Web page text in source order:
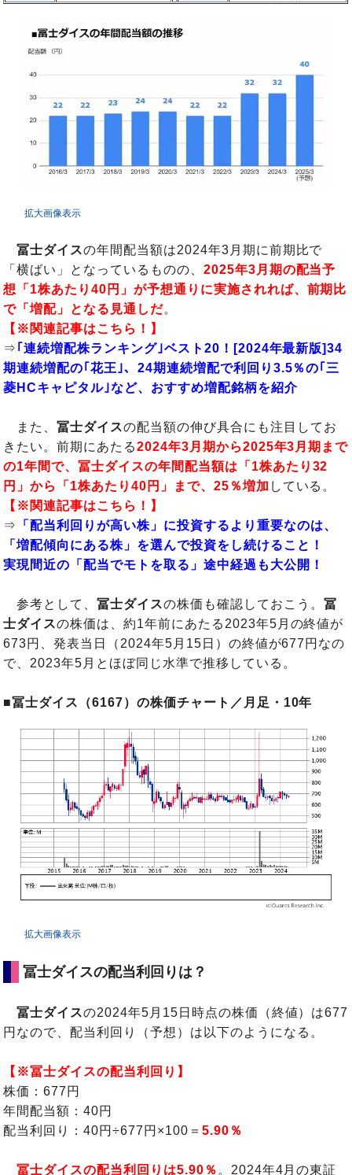
拡大画像表示
冨士ダイスの年間配当額は2024年3月期に前期比で
「横ばい」となっているものの、 2025年3月期の配当予
想「1株あたり40円」が予想通りに実施されれば、前期比
で「増配」となる見通しだ。
【※関連記事はこちら！】
⇒ ｢連続増配株ランキング｣ベスト20！[2024年最新版]34
期連続増配の｢花王｣、24期連続増配で利回り3.5％の｢三
菱HCキャピタル｣など、おすすめ増配銘柄を紹介
また、冨士ダイスの配当額の伸び具合にも注目してお
きたい。前期にあたる2024年3月期から2025年3月期まで
の1年間で、冨士ダイスの年間配当額は「1株あたり32
円」から「1株あたり40円」まで、25％増加 している。
【※関連記事はこちら！】
⇒
「配当利回りが高い株」に投資するより重要なのは、
「増配傾向にある株」を選んで投資をし続けること！
実現間近の「配当でモトを取る」途中経過も大公開！
参考として、冨士ダイスの株価も確認しておこう。 冨
士ダイスの株価は、約1年前にあたる2023年5月の終値が
673円、発表当日（2024年5月15日）の終値が677円なの
で、2023年5月とほぼ同じ水準で推移している。
■冨士ダイス（6167）の株価チャート／月足・10年
拡大画像表示
冨士ダイスの配当利回りは？
冨士ダイスの2024年5月15日時点の株価（終値）は677
円なので、配当利回り（予想）は以下のようになる。
【※冨士ダイスの配当利回り】
株価：677円
年間配当額：40円
配当利回り：40円÷677円×100＝ 5.90％
冨士ダイスの配当利回りは5.90％ 。2024年4月の東証